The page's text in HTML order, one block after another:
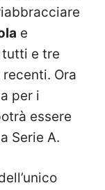
e
tutti e tre
Ora
per i
essere
Serie A.